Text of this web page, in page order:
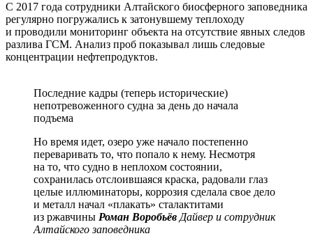
С 2017 года сотрудники Алтайского биосферного заповедника
регулярно погружались к затонувшему теплоходу
и проводили мониторинг объекта на отсутствие явных следов
разлива ГСМ. Анализ проб показывал лишь следовые
концентрации нефтепродуктов.
Последние кадры (теперь исторические)
непотревоженного судна за день до начала
подъема
Но время идет, озеро уже начало постепенно
переваривать то, что попало к нему. Несмотря
на то, что судно в неплохом состоянии,
сохранилась отслоившаяся краска, радовали глаз
целые иллюминаторы, коррозия сделала свое дело
и металл начал «плакать» сталактитами
из ржавчины Роман Воробьёв Дайвер и сотрудник
Алтайского заповедника